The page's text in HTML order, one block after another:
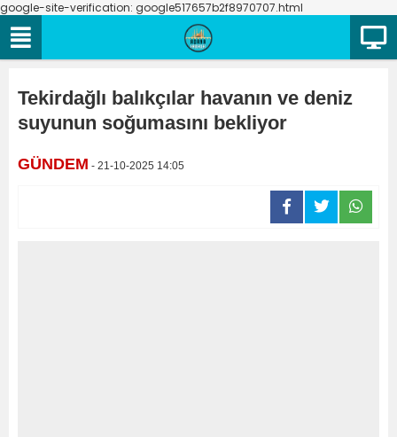
google-site-verification: google517657b2f8970707.html
Tekirdağlı balıkçılar havanın ve deniz
suyunun soğumasını bekliyor
GÜNDEM - 21-10-2025 14:05